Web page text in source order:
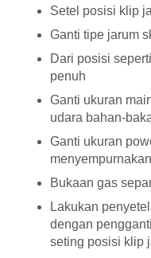
Setel posisi klip
Ganti tipe jarum
Dari posisi
penuh
Ganti ukuran
udara bahan-
Ganti ukuran
Bukaan gas
Lakukan
dengan
seting posisi klip